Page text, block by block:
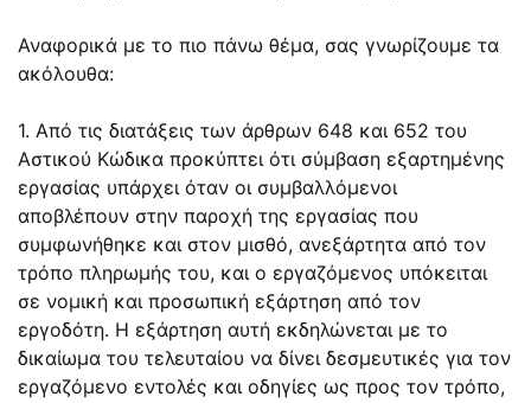
Αναφορικά με το πιο πάνω θέμα, σας γνωρίζουμε τα
ακόλουθα:
1. Από τις διατάξεις των άρθρων 648 και 652 του
Αστικού Κώδικα προκύπτει ότι σύμβαση εξαρτημένης
εργασίας υπάρχει όταν οι συμβαλλόμενοι
αποβλέπουν στην παροχή της εργασίας που
συμφωνήθηκε και στον μισθό, ανεξάρτητα από τον
τρόπο πληρωμής του, και ο εργαζόμενος υπόκειται
σε νομική και προσωπική εξάρτηση από τον
εργοδότη. Η εξάρτηση αυτή εκδηλώνεται με το
δικαίωμα του τελευταίου να δίνει δεσμευτικές για τον
εργαζόμενο εντολές και οδηγίες ως προς τον τρόπο,